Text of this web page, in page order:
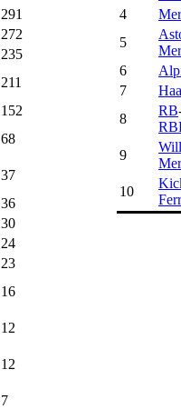
291
272
235
211
152
68
37
36
30
24
23
16
12
12
7
4
5
6
7
8
RB
9
10